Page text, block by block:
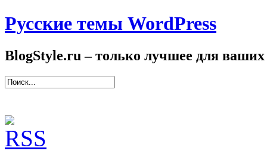
Русские темы WordPress
BlogStyle.ru – только лучшее для ваших